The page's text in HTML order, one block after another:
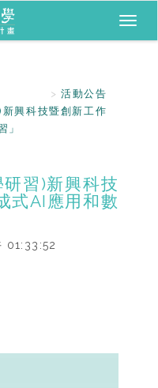
活動公告
興科技暨創新工作
」
習)新興科技
式AI應用和數
01:33:52